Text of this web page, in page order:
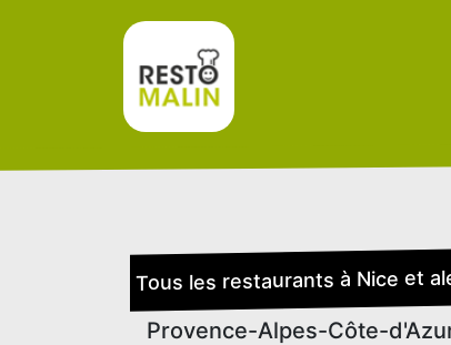
Tous les restaurants à Nice et
Provence-Alpes-Côte-